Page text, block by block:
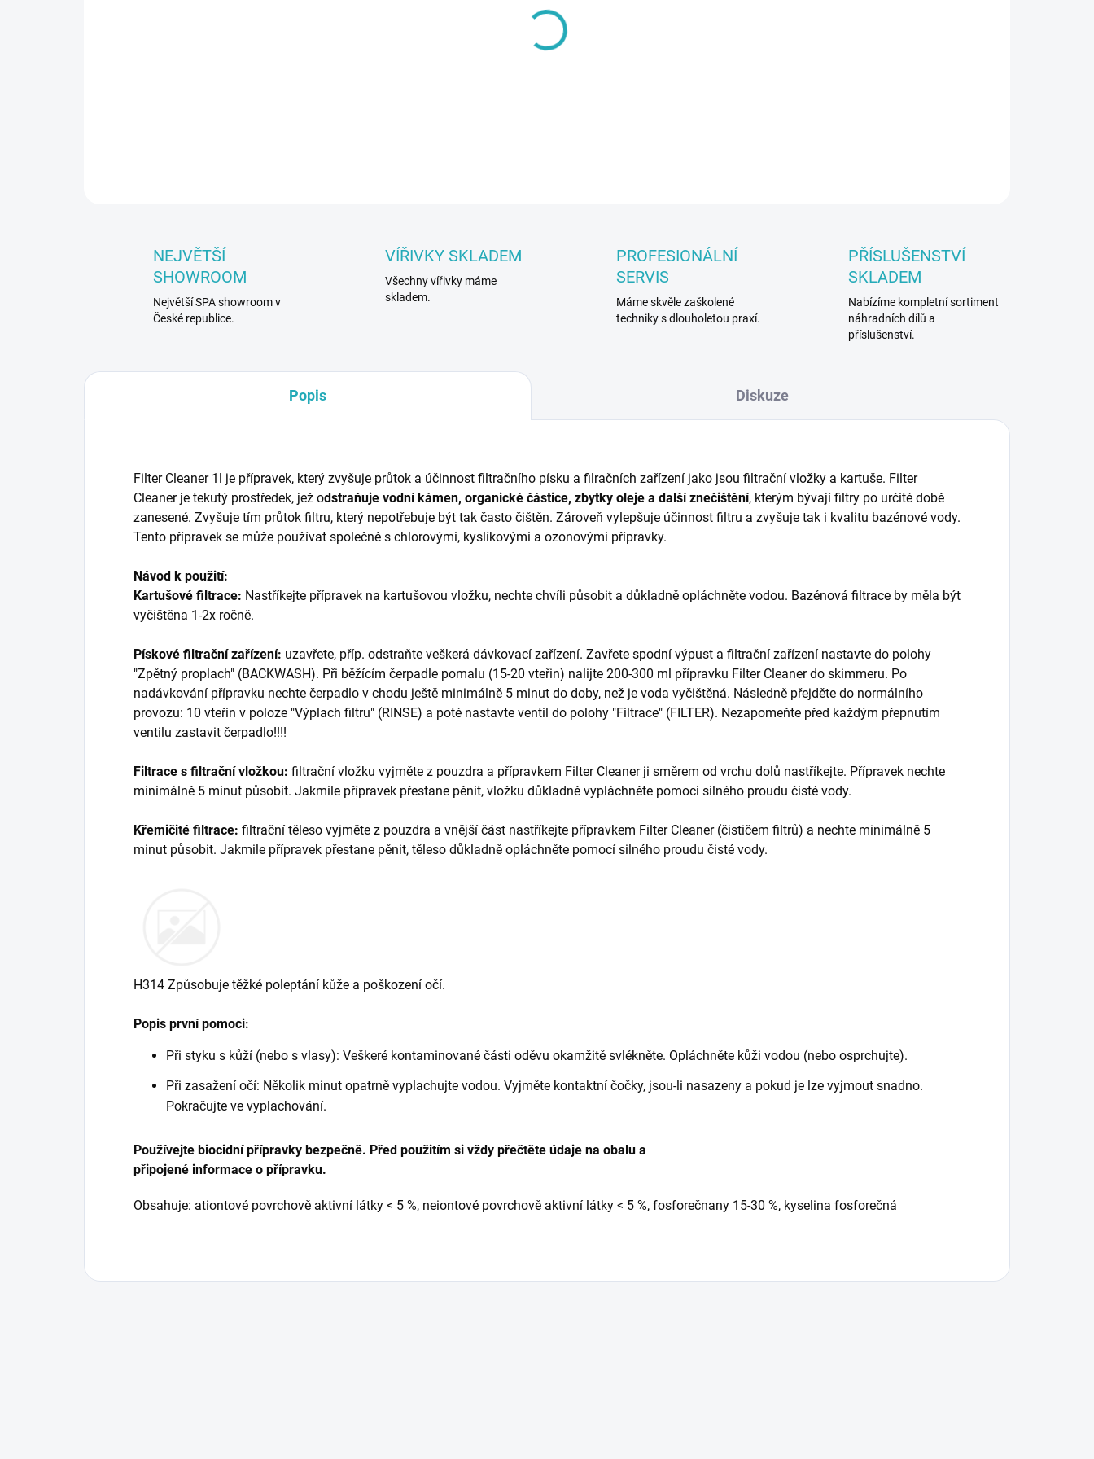
NEJVĚTŠÍ
SHOWROOM
Největší SPA showroom v
České republice.
VÍŘIVKY SKLADEM
Všechny vířivky máme
skladem.
PROFESIONÁLNÍ
SERVIS
Máme skvěle zaškolené
techniky s dlouholetou praxí.
PŘÍSLUŠENSTVÍ
SKLADEM
Nabízíme kompletní sortiment
náhradních dílů a
příslušenství.
Popis Diskuze
Filter Cleaner 1l je přípravek, který zvyšuje průtok a účinnost filtračního písku a filračních zařízení jako jsou filtrační vložky a kartuše. Filter
Cleaner je tekutý prostředek, jež odstraňuje vodní kámen, organické částice, zbytky oleje a další znečištění, kterým bývají filtry po určité době
zanesené. Zvyšuje tím průtok filtru, který nepotřebuje být tak často čištěn. Zároveň vylepšuje účinnost filtru a zvyšuje tak i kvalitu bazénové vody.
Tento přípravek se může používat společně s chlorovými, kyslíkovými a ozonovými přípravky.
Návod k použití:
Kartušové filtrace: Nastříkejte přípravek na kartušovou vložku, nechte chvíli působit a důkladně opláchněte vodou. Bazénová filtrace by měla být
vyčištěna 1-2x ročně.
Pískové filtrační zařízení: uzavřete, příp. odstraňte veškerá dávkovací zařízení. Zavřete spodní výpust a filtrační zařízení nastavte do polohy
"Zpětný proplach" (BACKWASH). Při běžícím čerpadle pomalu (15-20 vteřin) nalijte 200-300 ml přípravku Filter Cleaner do skimmeru. Po
nadávkování přípravku nechte čerpadlo v chodu ještě minimálně 5 minut do doby, než je voda vyčištěná. Následně přejděte do normálního
provozu: 10 vteřin v poloze "Výplach filtru" (RINSE) a poté nastavte ventil do polohy "Filtrace" (FILTER). Nezapomeňte před každým přepnutím
ventilu zastavit čerpadlo!!!!
Filtrace s filtrační vložkou: filtrační vložku vyjměte z pouzdra a přípravkem Filter Cleaner ji směrem od vrchu dolů nastříkejte. Přípravek nechte
minimálně 5 minut působit. Jakmile přípravek přestane pěnit, vložku důkladně vypláchněte pomoci silného proudu čisté vody.
Křemičité filtrace: filtrační těleso vyjměte z pouzdra a vnější část nastříkejte přípravkem Filter Cleaner (čističem filtrů) a nechte minimálně 5
minut působit. Jakmile přípravek přestane pěnit, těleso důkladně opláchněte pomocí silného proudu čisté vody.
H314 Způsobuje těžké poleptání kůže a poškození očí.
Popis první pomoci:
Při styku s kůží (nebo s vlasy): Veškeré kontaminované části oděvu okamžitě svlékněte. Opláchněte kůži vodou (nebo osprchujte).
Při zasažení očí: Několik minut opatrně vyplachujte vodou. Vyjměte kontaktní čočky, jsou-li nasazeny a pokud je lze vyjmout snadno.
Pokračujte ve vyplachování.
Používejte biocidní přípravky bezpečně. Před použitím si vždy přečtěte údaje na obalu a
připojené informace o přípravku.
Obsahuje: ationtové povrchově aktivní látky < 5 %, neiontové povrchově aktivní látky < 5 %, fosforečnany 15-30 %, kyselina fosforečná